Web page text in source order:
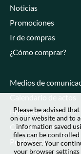
Noticias
Promociones
Ir de compras
¿Cómo comprar?
Medios de
Calendario de actos
Pressroom
Contacte con
Publicidad
Please be advised
on our website and to
information saved
files can be
browser. Your
your browser settings